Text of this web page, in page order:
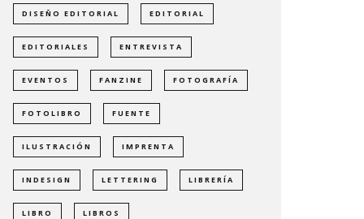
DISEÑO EDITORIAL EDITORIAL
EDITORIALES ENTREVISTA
EVENTOS FANZINE FOTOGRAFÍA
FOTOLIBRO FUENTE
ILUSTRACIÓN IMPRENTA
INDESIGN LETTERING LIBRERÍA
LIBRO LIBROS